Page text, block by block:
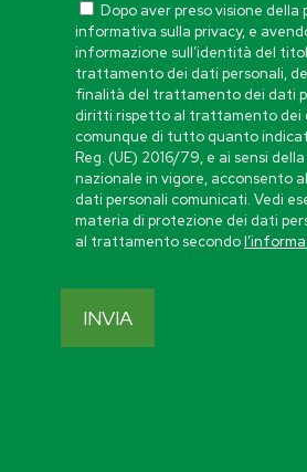
Dopo aver preso visione della
informativa sulla privacy, e
informazione sull’identità del
trattamento dei dati personali,
finalità del trattamento dei dati
diritti rispetto al trattamento dei
comunque di tutto quanto
Reg. (UE) 2016/79, e ai sensi
nazionale in vigore, acconsento
dati personali comunicati. Vedi
materia di protezione dei dati
al trattamento secondo